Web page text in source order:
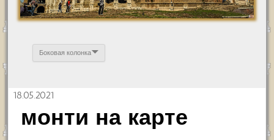
Боковая колонка
18.05.2021
монти на карте